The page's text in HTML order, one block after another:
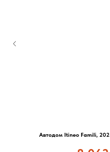
Автодом Itineo Famili,